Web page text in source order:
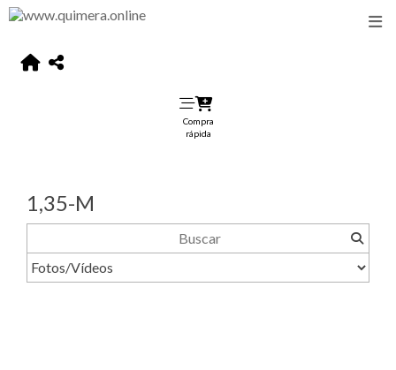
Compra
rápida
1,35-M